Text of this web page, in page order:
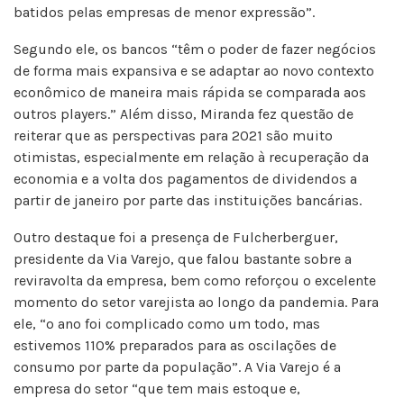
batidos pelas empresas de menor expressão”.
Segundo ele, os bancos “têm o poder de fazer negócios
de forma mais expansiva e se adaptar ao novo contexto
econômico de maneira mais rápida se comparada aos
outros players.” Além disso, Miranda fez questão de
reiterar que as perspectivas para 2021 são muito
otimistas, especialmente em relação à recuperação da
economia e a volta dos pagamentos de dividendos a
partir de janeiro por parte das instituições bancárias.
Outro destaque foi a presença de Fulcherberguer,
presidente da Via Varejo, que falou bastante sobre a
reviravolta da empresa, bem como reforçou o excelente
momento do setor varejista ao longo da pandemia. Para
ele, “o ano foi complicado como um todo, mas
estivemos 110% preparados para as oscilações de
consumo por parte da população”. A Via Varejo é a
empresa do setor “que tem mais estoque e,